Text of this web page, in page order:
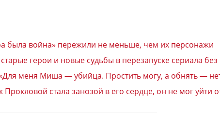
была война» пережили не меньше, чем их персонажи
герои и новые судьбы в перезапуске сериала
меня Миша — убийца. Простить могу, а обнять —
стала занозой в его сердце, он не мог уйти